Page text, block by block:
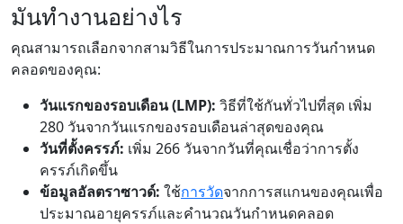
มันทำงานอย่างไร
คุณสามารถเลือกจากสามวิธีในการประมาณการวันกำหนด
คลอดของคุณ:
วันแรกของรอบเดือน (LMP): วิธีที่ใช้กันทั่วไปที่สุด เพิ่ม
280 วันจากวันแรกของรอบเดือนล่าสุดของคุณ
วันที่ตั้งครรภ์: เพิ่ม 266 วันจากวันที่คุณเชื่อว่าการตั้ง
ครรภ์เกิดขึ้น
ข้อมูลอัลตราซาวด์: ใช้การวัดจากการสแกนของคุณเพื่อ
ประมาณอายุครรภ์และคำนวณวันกำหนดคลอด